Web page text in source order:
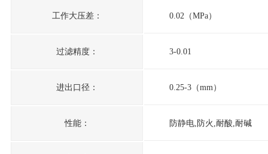
工作大压差： 0.02 （MPa）
过滤精度： 3-0.01
进出口径： 0.25-3 （mm）
性能： 防静电,防火,耐酸,耐碱